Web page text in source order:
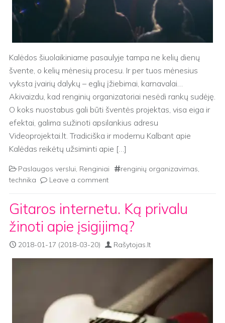
Kalėdos šiuolaikiniame pasaulyje tampa ne kelių dienų
švente, o kelių mėnesių procesu. Ir per tuos mėnesius
vyksta įvairių dalykų – eglių įžiebimai, karnavalai…
Akivaizdu, kad renginių organizatoriai nesėdi rankų sudėję.
O koks nuostabus gali būti šventės projektas, visa eiga ir
efektai, galima sužinoti apsilankius adresu
Videoprojektai.lt. Tradiciška ir modernu Kalbant apie
Kalėdas reikėtų užsiminti apie […]
Paslaugos verslui, Renginiai renginių organizavimas,
technika
Leave a comment
Gitaros internetu. Ką privalu
žinoti apie įsigijimą?
2018-01-17 (2018-03-20) Rašytojas.lt